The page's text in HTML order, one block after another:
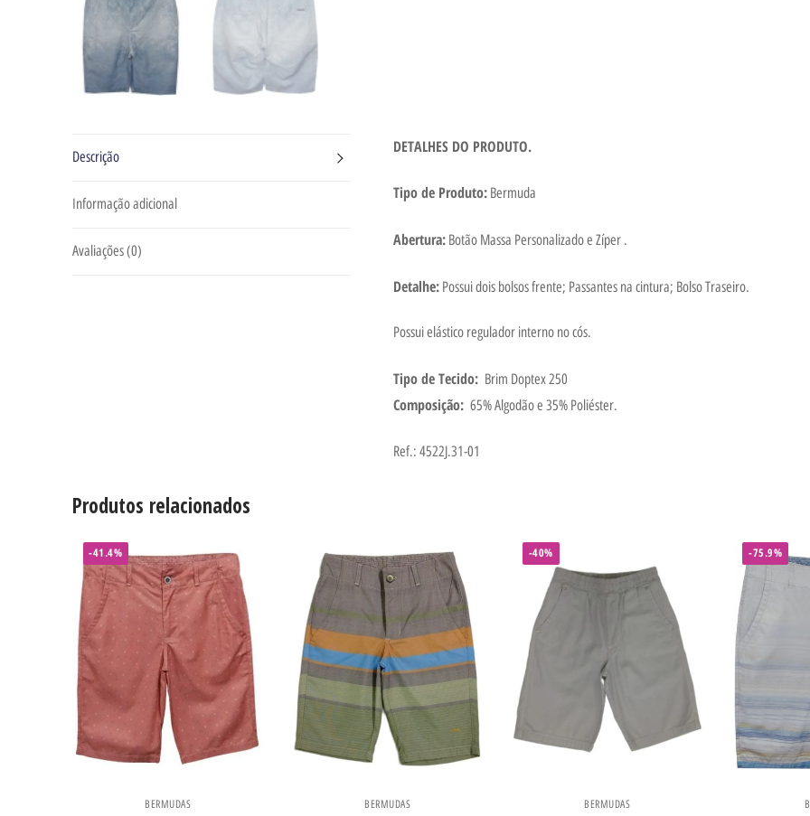
Descrição
Informação adicional
Avaliações (0)
DETALHES DO PRODUTO.
Tipo de Produto: Bermuda
Abertura: Botão Massa Personalizado e Zíper .
Detalhe: Possui dois bolsos frente; Passantes na cintura; Bolso Traseiro.
Possui elástico regulador interno no cós.
Tipo de Tecido: Brim Doptex 250
Composição: 65% Algodão e 35% Poliéster.
Ref.: 4522J.31-01
Produtos relacionados
-41.4%
BERMUDAS BERMUDAS
-40%
BERMUDAS
-75.9%